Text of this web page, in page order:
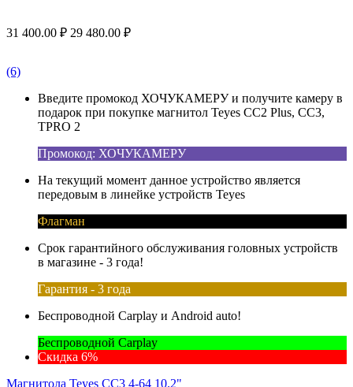
31 400.00 ₽ 29 480.00 ₽
(6)
Введите промокод ХОЧУКАМЕРУ и получите камеру в
подарок при покупке магнитол Teyes CC2 Plus, CC3,
TPRO 2
Промокод: ХОЧУКАМЕРУ
На текущий момент данное устройство является
передовым в линейке устройств Teyes
Флагман
Срок гарантийного обслуживания головных устройств
в магазине - 3 года!
Гарантия - 3 года
Беспроводной Carplay и Android auto!
Беспроводной Carplay
Скидка 6%
Магнитола Teyes CC3 4-64 10.2"